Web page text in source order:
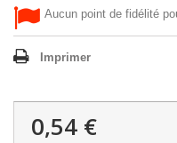
Aucun point de fidélité
Imprimer
0,54 €